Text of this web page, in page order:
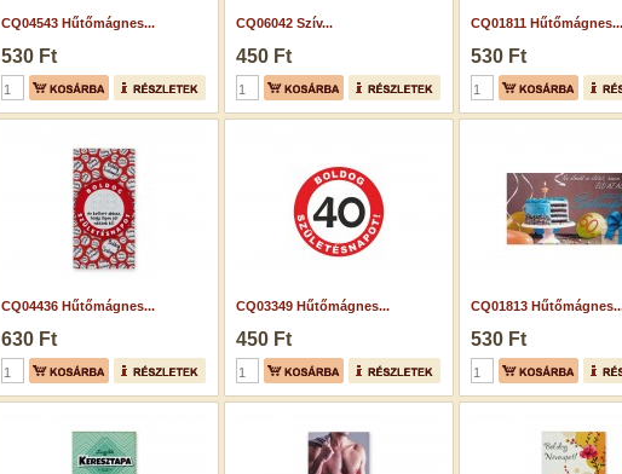
CQ04543 Hűtőmágnes...
530 Ft
CQ06042 Szív...
450 Ft
CQ01811 Hűtőmágnes...
530 Ft
CQ04436 Hűtőmágnes...
630 Ft
CQ03349 Hűtőmágnes...
450 Ft
CQ01813
530 Ft